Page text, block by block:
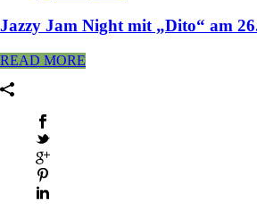
Jazzy Jam Night mit „Dito“ am
READ MORE